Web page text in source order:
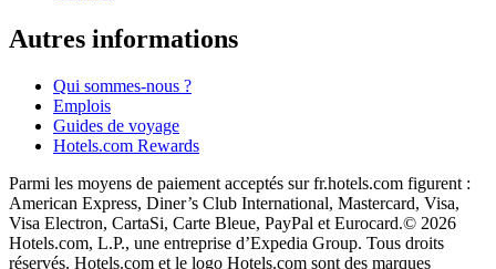
Autres informations
Qui sommes-nous ?
Emplois
Guides de voyage
Hotels.com Rewards
Parmi les moyens de paiement acceptés sur fr.hotels.com figurent :
American Express, Diner’s Club International, Mastercard, Visa,
Visa Electron, CartaSi, Carte Bleue, PayPal et Eurocard.© 2026
Hotels.com, L.P., une entreprise d’Expedia Group. Tous droits
réservés. Hotels.com et le logo Hotels.com sont des marques